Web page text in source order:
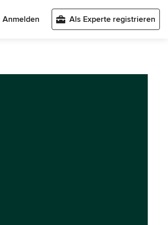
Anmelden Als Experte registrieren